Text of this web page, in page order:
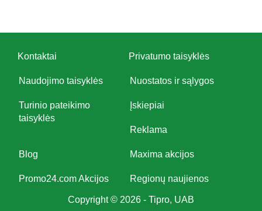
Kontaktai Privatumo taisyklės
Naudojimo taisyklės Nuostatos ir sąlygos
Turinio pateikimo
taisyklės
Įskiepiai
Reklama
Blog Maxima akcijos
Promo24.com Akcijos Regionų naujienos
Copyright © 2026 - Tipro, UAB